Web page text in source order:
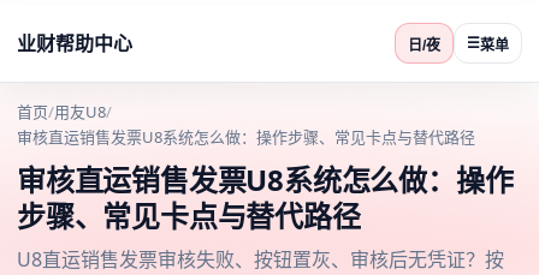
业财帮助中心 日/夜 ☰菜单
首页/用友U8/
审核直运销售发票U8系统怎么做：操作步骤、常见卡点与替代路径
审核直运销售发票U8系统怎么做：操作
步骤、常见卡点与替代路径
U8直运销售发票审核失败、按钮置灰、审核后无凭证？按